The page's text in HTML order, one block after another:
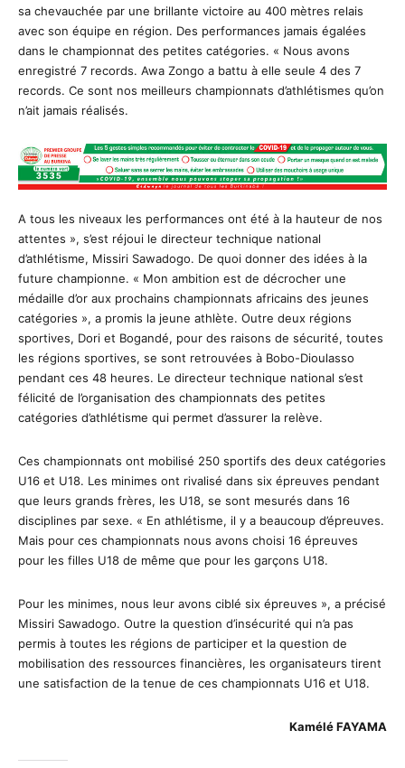
sa chevauchée par une brillante victoire au 400 mètres relais
avec son équipe en région. Des performances jamais égalées
dans le championnat des petites catégories. « Nous avons
enregistré 7 records. Awa Zongo a battu à elle seule 4 des 7
records. Ce sont nos meilleurs championnats d’athlétismes qu’on
n’ait jamais réalisés.
A tous les niveaux les performances ont été à la hauteur de nos
attentes », s’est réjoui le directeur technique national
d’athlétisme, Missiri Sawadogo. De quoi donner des idées à la
future championne. « Mon ambition est de décrocher une
médaille d’or aux prochains championnats africains des jeunes
catégories », a promis la jeune athlète. Outre deux régions
sportives, Dori et Bogandé, pour des raisons de sécurité, toutes
les régions sportives, se sont retrouvées à Bobo-Dioulasso
pendant ces 48 heures. Le directeur technique national s’est
félicité de l’organisation des championnats des petites
catégories d’athlétisme qui permet d’assurer la relève.
Ces championnats ont mobilisé 250 sportifs des deux catégories
U16 et U18. Les minimes ont rivalisé dans six épreuves pendant
que leurs grands frères, les U18, se sont mesurés dans 16
disciplines par sexe. « En athlétisme, il y a beaucoup d’épreuves.
Mais pour ces championnats nous avons choisi 16 épreuves
pour les filles U18 de même que pour les garçons U18.
Pour les minimes, nous leur avons ciblé six épreuves », a précisé
Missiri Sawadogo. Outre la question d’insécurité qui n’a pas
permis à toutes les régions de participer et la question de
mobilisation des ressources financières, les organisateurs tirent
une satisfaction de la tenue de ces championnats U16 et U18.
Kamélé FAYAMA